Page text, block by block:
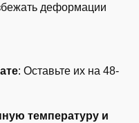
деформации
: Оставьте их на 48-
температуру и